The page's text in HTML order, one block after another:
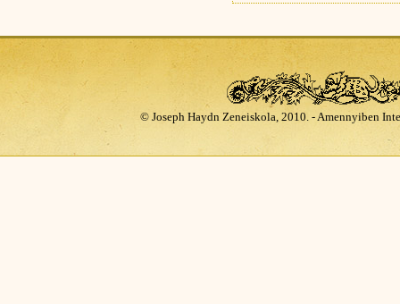
© Joseph Haydn Zeneiskola, 2010. - Amennyiben